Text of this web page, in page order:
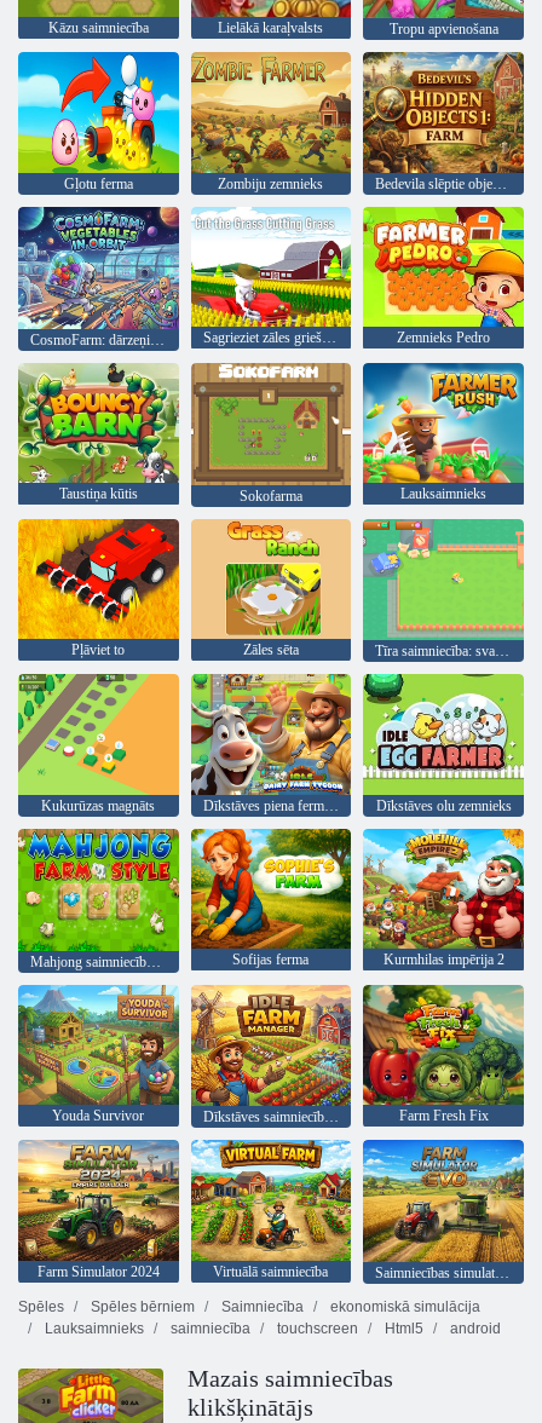
Kāzu saimniecība Lielākā karaļvalsts Tropu apvienošana
Gļotu ferma Zombiju zemnieks Bedevila slēptie objekti 1: ferma
Sagrieziet zāles griešanu zāli Zemnieks Pedro
Taustiņa kūtis Sokofarma Lauksaimnieks
Pļāviet to Zāles sēta Tīra saimniecība: svaiga pārtika
Kukurūzas magnāts Dīkstāves piena fermas magnāts Dīkstāves olu zemnieks
Sofijas ferma Kurmhilas impērija 2
Youda Survivor Dīkstāves saimniecības vadītājs Farm Fresh Fix
Farm Simulator 2024 Virtuālā saimniecība
Saimniecības simulators: Evo
Spēles
Spēles bērniem Saimniecība
ekonomiskā simulācija
Lauksaimnieks
saimniecība touchscreen Html5 android
Mazais saimniecības
klikšķinātājs